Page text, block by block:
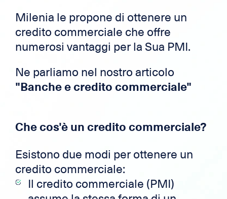
Milenia le propone di ottenere un
credito commerciale che offre
numerosi vantaggi per la Sua PMI.
Ne parliamo nel nostro articolo
"Banche e credito commerciale"
Che cos'è un credito commerciale?
Esistono due modi per ottenere un
credito commerciale:
Il credito commerciale (PMI)